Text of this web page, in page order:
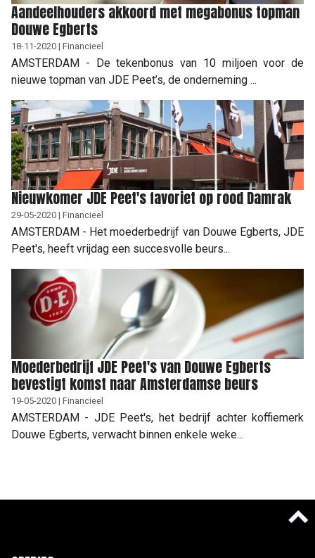
Aandeelhouders akkoord met megabonus topman
Douwe Egberts
18-11-2020 | Financieel
AMSTERDAM - De tekenbonus van 10 miljoen voor de
nieuwe topman van JDE Peet’s, de onderneming ...
Nieuwkomer JDE Peet's favoriet op rood Damrak
29-05-2020 | Financieel
AMSTERDAM - Het moederbedrijf van Douwe Egberts, JDE
Peet's, heeft vrijdag een succesvolle beurs...
Moederbedrijf JDE Peet's van Douwe Egberts
bevestigt komst naar Amsterdamse beurs
19-05-2020 | Financieel
AMSTERDAM - JDE Peet's, het bedrijf achter koffiemerk
Douwe Egberts, verwacht binnen enkele weke...